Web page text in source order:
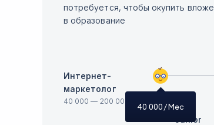
потребуется, чтобы окупить
в образование
Интернет-
маркетолог
40 000 — 200 000
Junior
40 000/ Мес